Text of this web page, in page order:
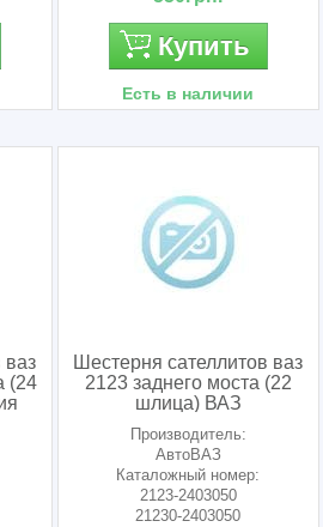
Купить
Есть в наличии
ваз
(24
Шестерня сателлитов ваз
2123 заднего моста (22
шлица) ВАЗ
Производитель:
АвтоВАЗ
Каталожный номер:
2123-2403050
21230-2403050